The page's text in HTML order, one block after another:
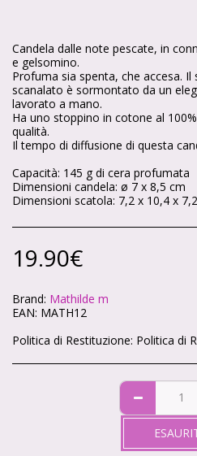
Candela dalle note pescate, in
e gelsomino.
Profuma sia spenta, che accesa.
scanalato è sormontato da un
lavorato a mano.
Ha uno stoppino in cotone al
qualità.
Il tempo di diffusione di questa
Capacità: 145 g di cera profumata
Dimensioni candela: ø 7 x 8,5 cm
Dimensioni scatola: 7,2 x 10,4 x
19.90€
Brand: Mathilde m
EAN: MATH12
Politica di Restituzione: Politica di Reso – Cartoleria Soleluna 🌞🌙 Ci teniamo che ogni acquisto sul nostro shop ti renda felice. Se qualcosa non va, niente panico: hai sempre la possibilità di restituire i tuoi articoli in modo semplice e veloce. 🕒 Quanto tempo hai? Hai 14 giorni di tempo da quando ricevi il pacco per chiedere il reso, come previsto dalla legge. 📦 Condizioni degli articoli Gli articoli devono tornare da noi intatti, non utilizzati e nella loro confezione originale. Non possiamo accettare resi di prodotti personalizzati o già aperti (per motivi igienici). ✉️ Come fare richiesta Scrivici a info@cartoleriasoleluna.it con il numero d’ordine e l’articolo che vuoi restituire. Ti invieremo tutte le istruzioni via mail. Spedisci il pacco all’indirizzo che ti forniremo. 🚚 Spese di spedizione Se hai cambiato idea, le spese di reso sono a carico tuo. Se invece ti è arrivato un prodotto sbagliato o difettoso, ce ne occuperemo noi senza costi extra. 💳 Rimborso